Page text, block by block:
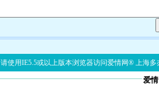
请使用IE5.5或以上版本浏览器访问爱情网® 上海多
爱